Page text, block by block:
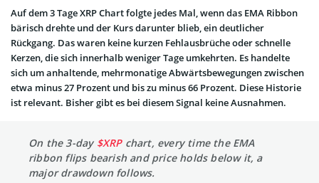
Auf dem 3 Tage XRP Chart folgte jedes Mal, wenn das EMA Ribbon
bärisch drehte und der Kurs darunter blieb, ein deutlicher
Rückgang. Das waren keine kurzen Fehlausbrüche oder schnelle
Kerzen, die sich innerhalb weniger Tage umkehrten. Es handelte
sich um anhaltende, mehrmonatige Abwärtsbewegungen zwischen
etwa minus 27 Prozent und bis zu minus 66 Prozent. Diese Historie
ist relevant. Bisher gibt es bei diesem Signal keine Ausnahmen.
On the 3-day $XRPchart, every time the EMA
ribbon flips bearish and price holds below it, a
major drawdown follows.